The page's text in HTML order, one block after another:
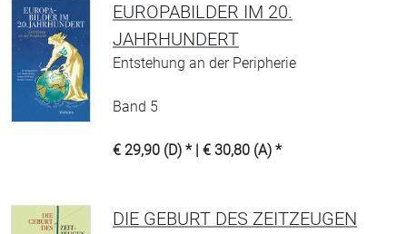
EUROPABILDER IM 20.
JAHRHUNDERT
Entstehung an der Peripherie
Band 5
€ 29,90 (D) * | € 30,80 (A) *
DIE GEBURT DES ZEITZEUGEN